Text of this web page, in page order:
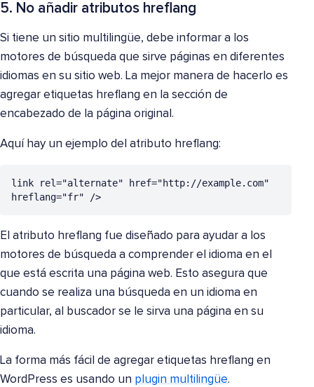
5. No añadir atributos hreflang
Si tiene un sitio multilingüe, debe informar a los
motores de búsqueda que sirve páginas en diferentes
idiomas en su sitio web. La mejor manera de hacerlo es
agregar etiquetas hreflang en la sección de
encabezado de la página original.
Aquí hay un ejemplo del atributo hreflang:
link rel="alternate" href="http://example.com"
hreflang="fr" />
El atributo hreflang fue diseñado para ayudar a los
motores de búsqueda a comprender el idioma en el
que está escrita una página web. Esto asegura que
cuando se realiza una búsqueda en un idioma en
particular, al buscador se le sirva una página en su
idioma.
La forma más fácil de agregar etiquetas hreflang en
WordPress es usando un plugin multilingüe.